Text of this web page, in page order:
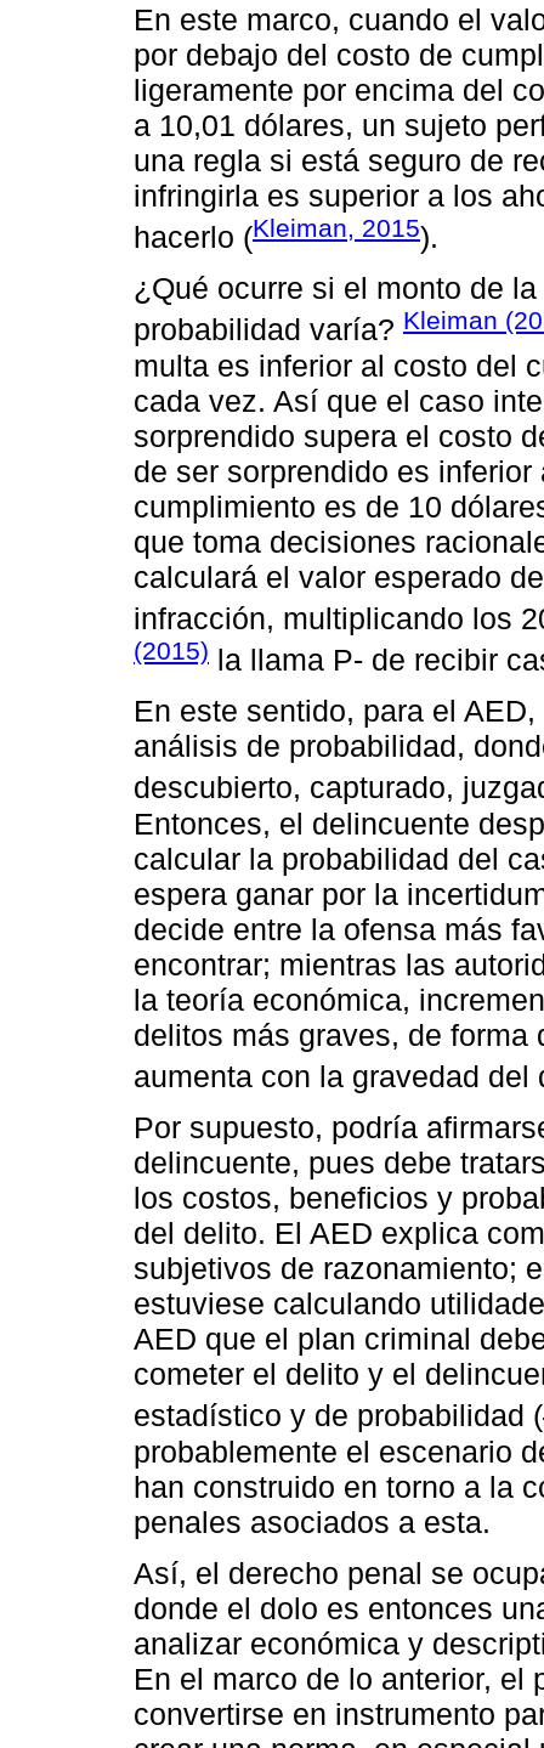
En este marco, cuando el
por debajo del costo de
ligeramente por encima del
a 10,01 dólares, un sujeto
una regla si está seguro de
infringirla es superior a los
hacerlo (Kleiman, 2015).
¿Qué ocurre si el monto de
probabilidad varía? Kleiman
multa es inferior al costo del
cada vez. Así que el caso
sorprendido supera el costo
de ser sorprendido es
cumplimiento es de 10
que toma decisiones
calculará el valor esperado
infracción, multiplicando los
(2015) la llama P- de recibir
En este sentido, para el
análisis de probabilidad,
descubierto, capturado,
Entonces, el delincuente
calcular la probabilidad del
espera ganar por la
decide entre la ofensa más
encontrar; mientras las
la teoría económica,
delitos más graves, de
aumenta con la gravedad del
Por supuesto, podría
delincuente, pues debe
los costos, beneficios y
del delito. El AED explica
subjetivos de razonamiento;
estuviese calculando
AED que el plan criminal
cometer el delito y el
estadístico y de probabilidad (
probablemente el escenario
han construido en torno a la
penales asociados a esta.
Así, el derecho penal se
donde el dolo es entonces
analizar económica y
En el marco de lo anterior, el
convertirse en instrumento